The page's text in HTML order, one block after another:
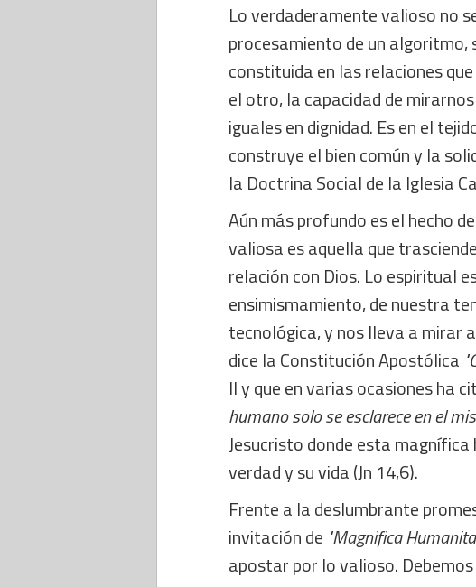
Lo verdaderamente valioso no
procesamiento de un algoritmo,
constituida en las relaciones
el otro, la capacidad de
iguales en dignidad. Es en el
construye el bien común y la
la Doctrina Social de la Iglesia
Aún más profundo es el hecho
valiosa es aquella que
relación con Dios. Lo espiritual
ensimismamiento, de nuestra
tecnológica, y nos lleva a mirar
dice la Constitución Apostólica
II y que en varias ocasiones ha
humano solo se esclarece en el
Jesucristo donde esta
verdad y su vida (Jn 14,6).
Frente a la deslumbrante
invitación de "Magnifica
apostar por lo valioso.